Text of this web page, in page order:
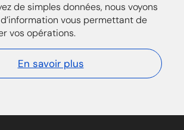
de simples données, nous voyons
d’information vous permettant de
vos opérations.
En savoir plus